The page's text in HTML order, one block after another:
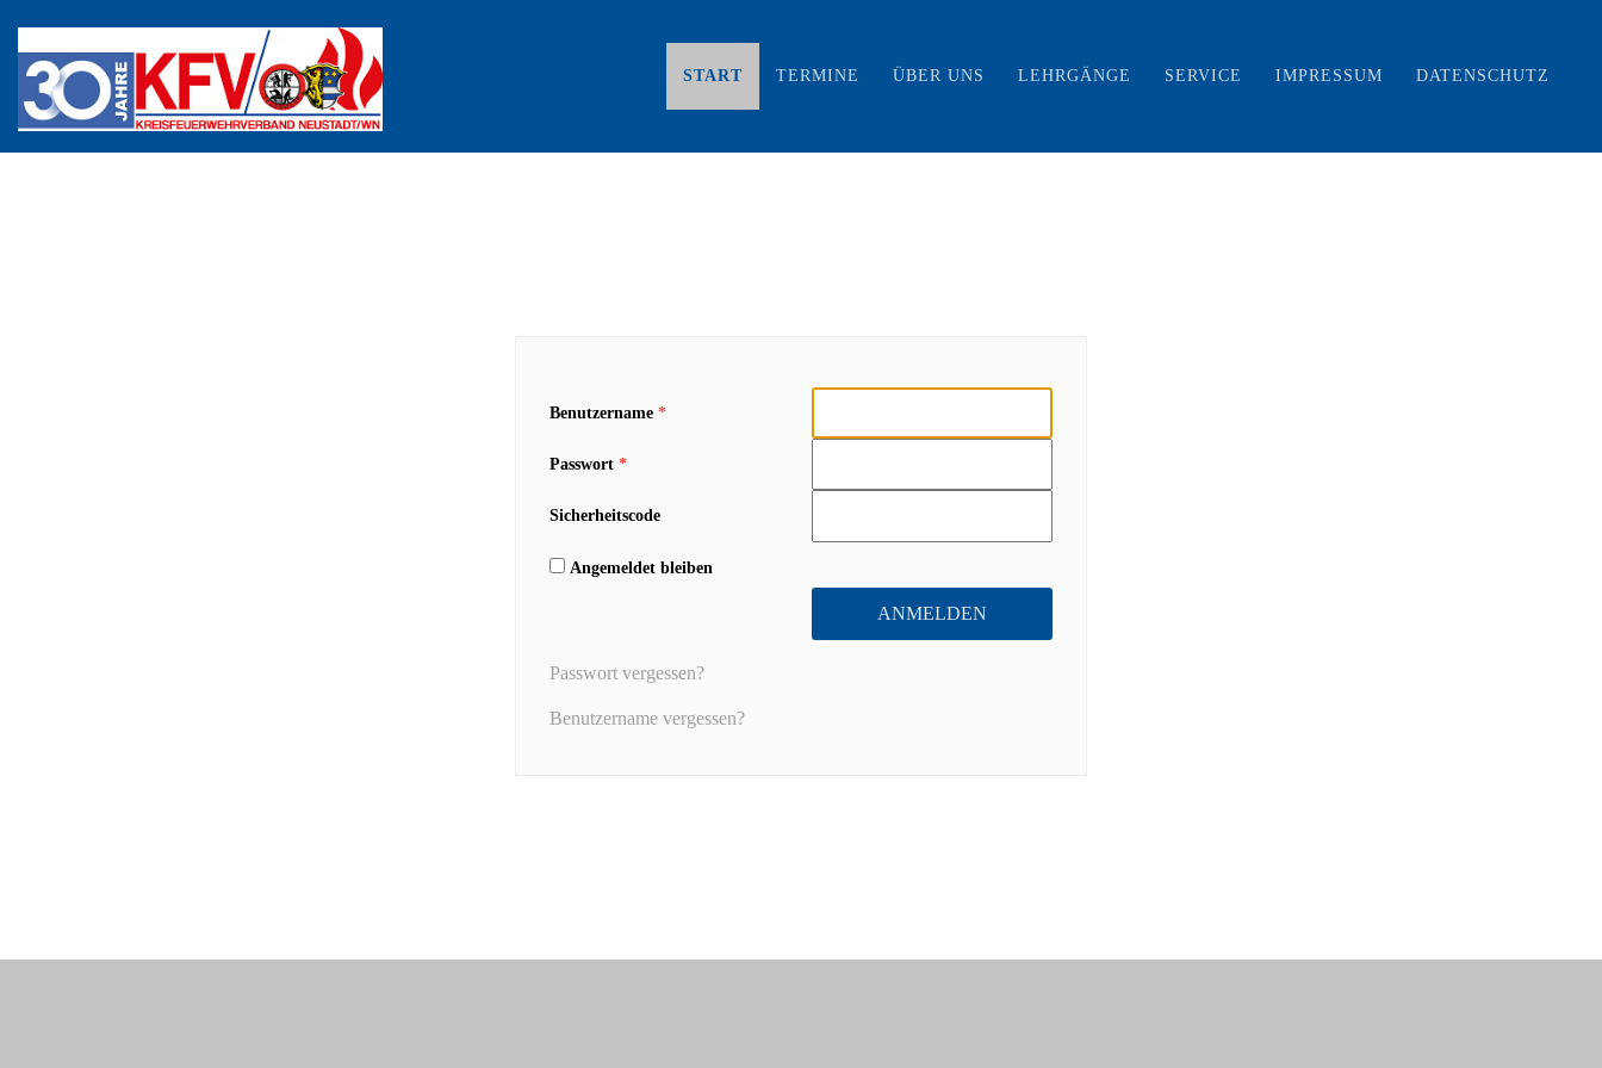
START TERMINE ÜBER UNS LEHRGÄNGE SERVICE IMPRESSUM DATENSCHUTZ
Benutzername *
Passwort *
Sicherheitscode
Angemeldet bleiben
ANMELDEN
Passwort vergessen?
Benutzername vergessen?